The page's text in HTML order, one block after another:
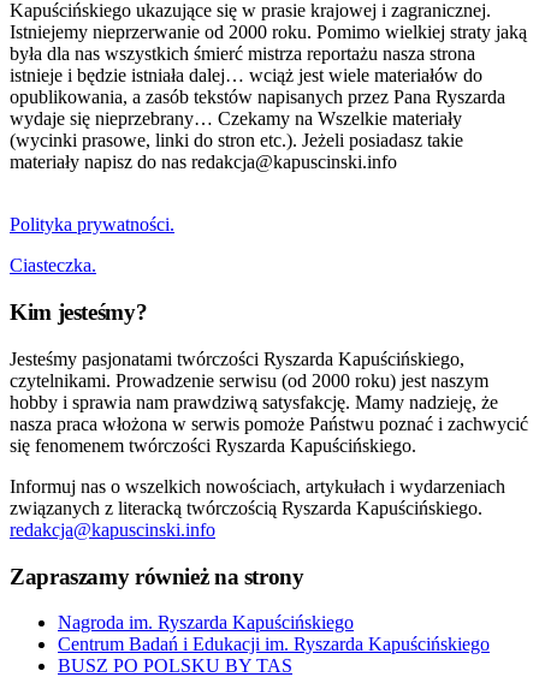
Kapuścińskiego ukazujące się w prasie krajowej i zagranicznej.
Istniejemy nieprzerwanie od 2000 roku. Pomimo wielkiej straty jaką
była dla nas wszystkich śmierć mistrza reportażu nasza strona
istnieje i będzie istniała dalej… wciąż jest wiele materiałów do
opublikowania, a zasób tekstów napisanych przez Pana Ryszarda
wydaje się nieprzebrany… Czekamy na Wszelkie materiały
(wycinki prasowe, linki do stron etc.). Jeżeli posiadasz takie
materiały napisz do nas redakcja@kapuscinski.info
Polityka prywatności.
Ciasteczka.
Kim jesteśmy?
Jesteśmy pasjonatami twórczości Ryszarda Kapuścińskiego,
czytelnikami. Prowadzenie serwisu (od 2000 roku) jest naszym
hobby i sprawia nam prawdziwą satysfakcję. Mamy nadzieję, że
nasza praca włożona w serwis pomoże Państwu poznać i zachwycić
się fenomenem twórczości Ryszarda Kapuścińskiego.
Informuj nas o wszelkich nowościach, artykułach i wydarzeniach
związanych z literacką twórczością Ryszarda Kapuścińskiego.
redakcja@kapuscinski.info
Zapraszamy również na strony
Nagroda im. Ryszarda Kapuścińskiego
Centrum Badań i Edukacji im. Ryszarda Kapuścińskiego
BUSZ PO POLSKU BY TAS